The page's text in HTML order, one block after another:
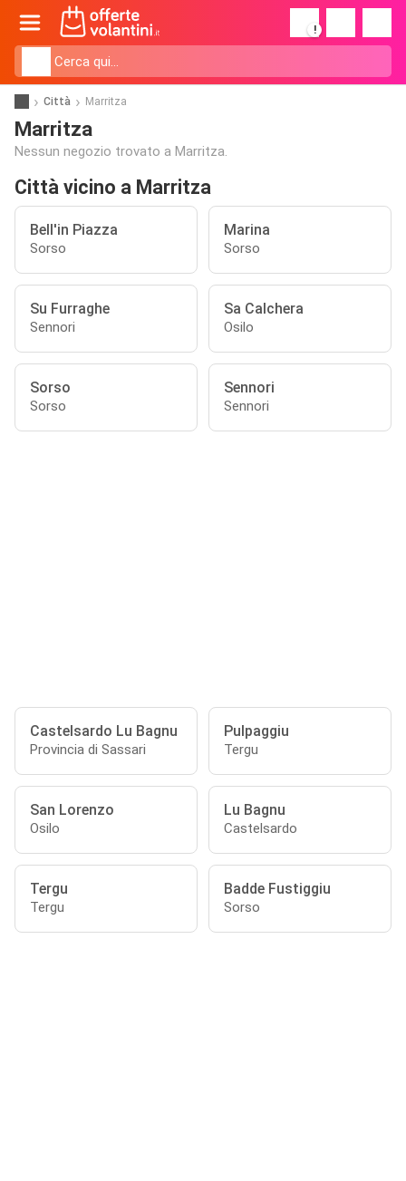
!
Città Marritza
Marritza
Nessun negozio trovato a Marritza.
Città vicino a Marritza
Bell'in Piazza
Sorso
Marina
Sorso
Su Furraghe
Sennori
Sa Calchera
Osilo
Sorso
Sorso
Sennori
Sennori
Castelsardo Lu Bagnu
Provincia di Sassari
Pulpaggiu
Tergu
San Lorenzo
Osilo
Lu Bagnu
Castelsardo
Tergu
Tergu
Badde Fustiggiu
Sorso